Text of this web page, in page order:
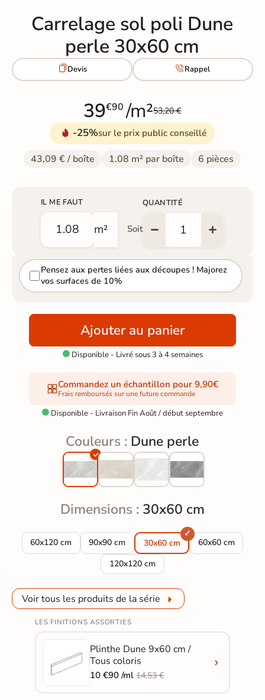
Carrelage sol poli Dune
perle 30x60 cm
Devis Rappel
39€90 /m²53,20 €
-25%sur le prix public conseillé
43,09 € / boîte 1.08 m² par boîte 6 pièces
IL ME FAUT
m² Soit
QUANTITÉ
Pensez aux pertes liées aux découpes ! Majorez
vos surfaces de 10%
Ajouter au panier
Disponible - Livré sous 3 à 4 semaines
Commandez un échantillon pour 9,90€
Frais remboursés sur une future commande
 Disponible - Livraison Fin Août / début septembre
Couleurs : Dune perle
Dimensions : 30x60 cm
60x120 cm
Carrelage sol poli Dune perle 60x120 cm
90x90 cm
Carrelage sol poli Dune perle 90x90 cm
30x60 cm 60x60 cm
Carrelage sol
120x120 cm
Carrelage sol poli Dune perle 120x120
Voir tous les produits de la série
LES FINITIONS ASSORTIES
Plinthe Dune 9x60 cm /
Tous coloris
10 €90 /ml14,53 €